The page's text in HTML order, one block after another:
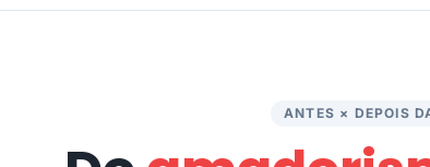
ANTES × DEPOIS